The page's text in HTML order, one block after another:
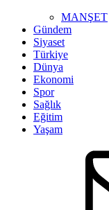
MANŞET
Gündem
Siyaset
Türkiye
Dünya
Ekonomi
Spor
Sağlık
Eğitim
Yaşam